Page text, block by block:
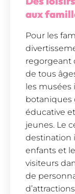
aux
Pour les
regorgeant
de tous
les musées
botaniques
éducative
jeunes. Le
destination
enfants et
visiteurs
de